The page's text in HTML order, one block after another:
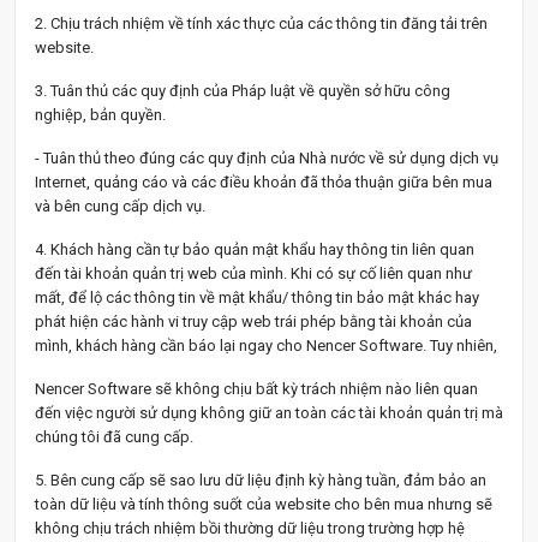
2. Chịu trách nhiệm về tính xác thực của các thông tin đăng tải trên
website.
3. Tuân thủ các quy định của Pháp luật về quyền sở hữu công
nghiệp, bản quyền.
- Tuân thủ theo đúng các quy định của Nhà nước về sử dụng dịch vụ
Internet, quảng cáo và các điều khoản đã thỏa thuận giữa bên mua
và bên cung cấp dịch vụ.
4. Khách hàng cần tự bảo quản mật khẩu hay thông tin liên quan
đến tài khoản quản trị web của mình. Khi có sự cố liên quan như
mất, để lộ các thông tin về mật khẩu/ thông tin bảo mật khác hay
phát hiện các hành vi truy cập web trái phép bằng tài khoản của
mình, khách hàng cần báo lại ngay cho Nencer Software. Tuy nhiên,
Nencer Software sẽ không chịu bất kỳ trách nhiệm nào liên quan
đến việc người sử dụng không giữ an toàn các tài khoản quản trị mà
chúng tôi đã cung cấp.
5. Bên cung cấp sẽ sao lưu dữ liệu định kỳ hàng tuần, đảm bảo an
toàn dữ liệu và tính thông suốt của website cho bên mua nhưng sẽ
không chịu trách nhiệm bồi thường dữ liệu trong trường hợp hệ